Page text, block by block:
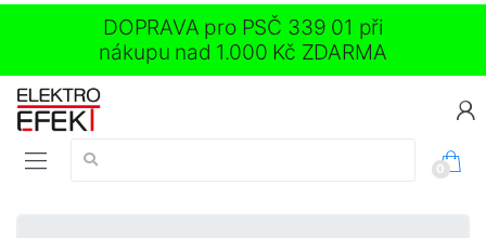
DOPRAVA pro PSČ 339 01 při
nákupu nad 1.000 Kč ZDARMA
Vyhledávání:
0